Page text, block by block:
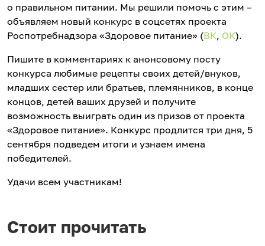
о правильном питании. Мы решили помочь с этим –
объявляем новый конкурс в соцсетях проекта
Роспотребнадзора «Здоровое питание» (ВК, ОК).
Пишите в комментариях к анонсовому посту
конкурса любимые рецепты своих детей/внуков,
младших сестер или братьев, племянников, в конце
концов, детей ваших друзей и получите
возможность выиграть один из призов от проекта
«Здоровое питание». Конкурс продлится три дня, 5
сентября подведем итоги и узнаем имена
победителей.
Удачи всем участникам!
Стоит прочитать